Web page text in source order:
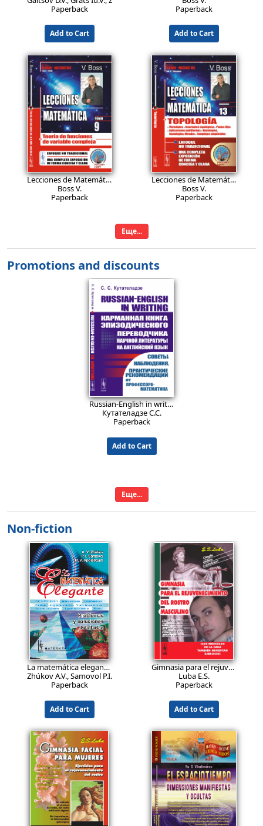
Paperback
Add to Cart
Paperback
Add to Cart
26.9EUR
Lecciones de Matemática: Teoría de funciones de variable compleja.
Boss V.
Paperback
26.9EUR
Lecciones de Matemática: Topología: Variedades. Invariantes topológicos. Puntos fijos. Aplicaciones multiformes. Homotopías, homologías, fibrados. Complejos simpliciales.
Boss V.
Paperback
Lecciones de Matemática: Contraejemplos y paradojas: Números y conjuntos. Medida y categoría. Análisis matemático clásico. Espacios métricos. Teoría de probabilidades. Indecidibilidad algorítmica. Problemática discreta. Sistemas dinámicos. Juegos y teoría de las elecciones. Topología. Optimización.
39.9EUR
Iemiélichev V.A., Miélnikov O.I., Sarvánov V.I., Tyshkiévich R.Ió.
Paperback
Add to Cart
43.9EUR
Sistemas de numeración: Materiales didácticos, recreativos y de programación. Más de 100 problemas sobre sistemas de numeración. Trucos, rompecabezas, datos históricos. Problemas de olimpiadas. Problemas de los exámenes estatales de informática (acceso a la universidad).
Zlatopolski D.M.
Paperback
Add to Cart
36.9EUR
Shvilkin B.N., Miskínova N.A.
Paperback
Add to Cart
29.9EUR
Teoría de grafos para todos: Un libro con el que aprenderás teoría de grafos y te será de gran ayuda para enseñar a otros.
Miélnikov O.I.
Paperback
Add to Cart
Еще...
Promotions and discounts
14.9 EUR
Russian-English in writing: Карманная книга эпизодического переводчика научной литературы (математической — в первую очередь) на английский язык. Советы, наблюдения, практические рекомендации от профессора-математика.
Кутателадзе С.С.
Paperback
Add to Cart
Еще...
Non-fiction
19.9EUR
La matemática elegante. Problemas y soluciones detalladas
Zhúkov A.V., Samovol P.I., Applebaum M.V.
Paperback
Add to Cart
14.9EUR
Gimnasia para el rejuvenecimiento del rostro masculino
Luba E.S.
Paperback
Add to Cart